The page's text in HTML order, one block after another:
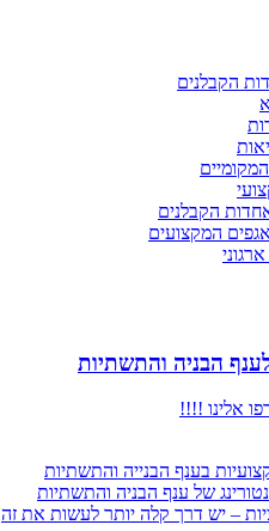
הקבלנים
הקבלנים
המקצועים
הבניה והתשתיות
בענף הבנייה והתשתיות
של ענף הבניה והתשתיות
– יש דרך קלה יותר לעשות את זה